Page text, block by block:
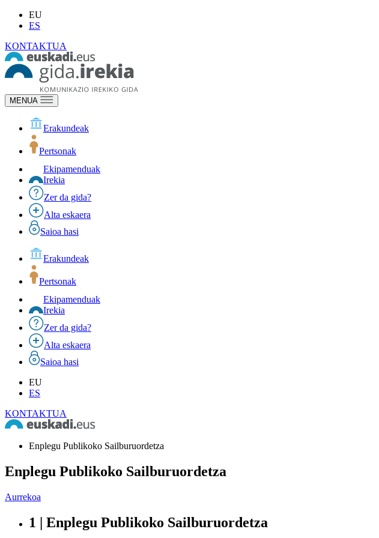
EU
ES
KONTAKTUA
MENUA
Erakundeak
Pertsonak
Ekipamenduak
Irekia
Zer da gida?
Alta eskaera
Saioa hasi
Erakundeak
Pertsonak
Ekipamenduak
Irekia
Zer da gida?
Alta eskaera
Saioa hasi
EU
ES
KONTAKTUA
Enplegu Publikoko Sailburuordetza
Enplegu Publikoko Sailburuordetza
Aurrekoa
1 | Enplegu Publikoko Sailburuordetza